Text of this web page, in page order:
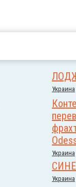
Украина
Украина
Украина